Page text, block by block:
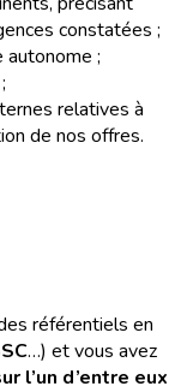
constatées ;
autonome ;
relatives à
de nos offres.
référentiels en
…) et vous avez
l’un d’entre eux